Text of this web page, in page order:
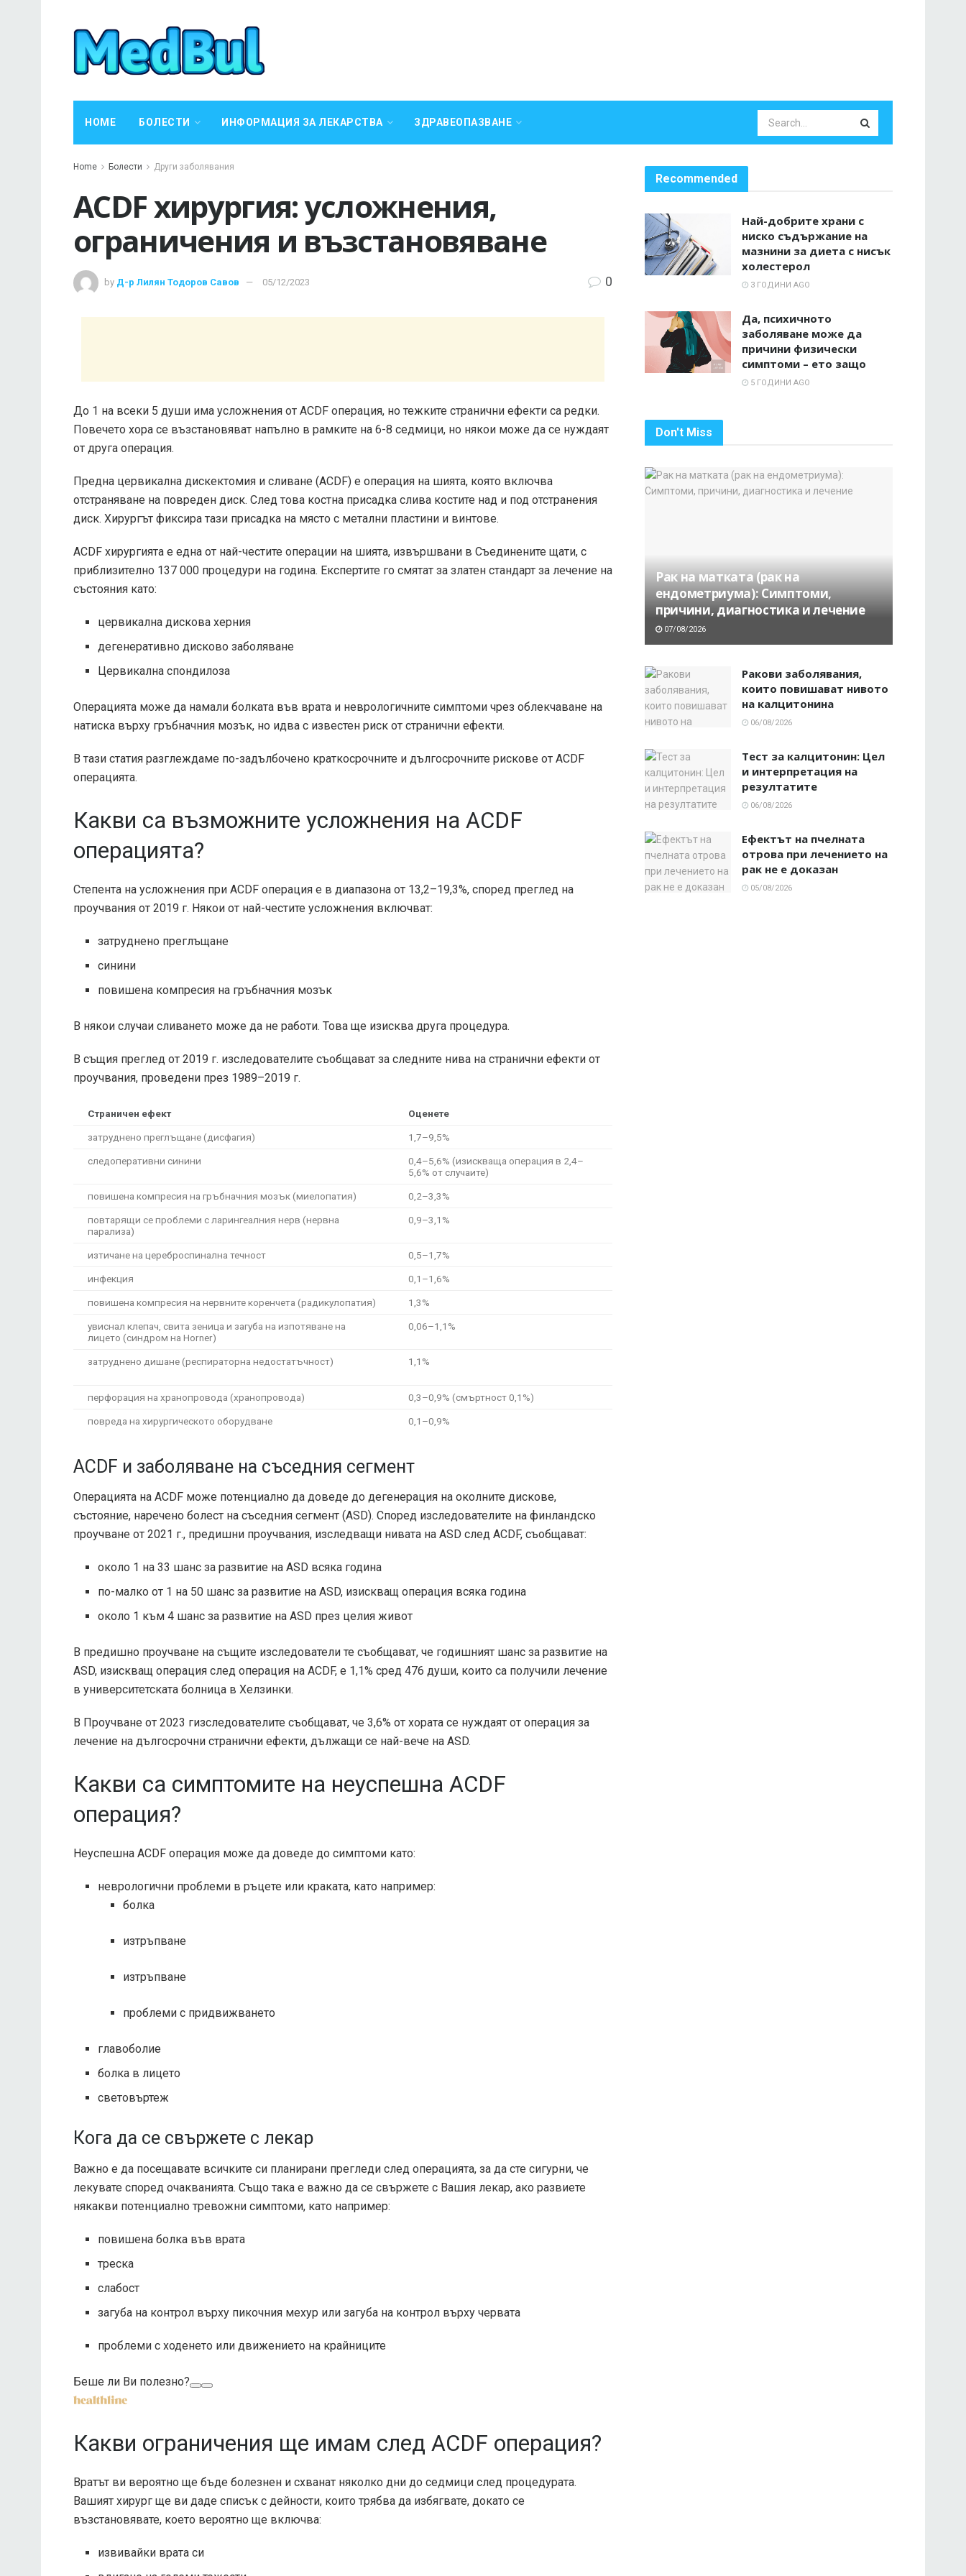
HOME БОЛЕСТИ ИНФОРМАЦИЯ ЗА ЛЕКАРСТВА ЗДРАВЕОПАЗВАНЕ
Home Болести Други заболявания
ACDF хирургия: усложнения,
ограничения и възстановяване
by Д-р Лилян Тодоров Савов 05/12/2023 0
До 1 на всеки 5 души има усложнения от ACDF операция, но тежките странични ефекти са редки.
Повечето хора се възстановяват напълно в рамките на 6-8 седмици, но някои може да се нуждаят
от друга операция.
Предна цервикална дискектомия и сливане (ACDF) е операция на шията, която включва
отстраняване на повреден диск. След това костна присадка слива костите над и под отстранения
диск. Хирургът фиксира тази присадка на място с метални пластини и винтове.
ACDF хирургията е една от най-честите операции на шията, извършвани в Съединените щати, с
приблизително 137 000 процедури на година. Експертите го смятат за златен стандарт за лечение на
състояния като:
цервикална дискова херния
дегенеративно дисково заболяване
Цервикална спондилоза
Операцията може да намали болката във врата и неврологичните симптоми чрез облекчаване на
натиска върху гръбначния мозък, но идва с известен риск от странични ефекти.
В тази статия разглеждаме по-задълбочено краткосрочните и дългосрочните рискове от ACDF
операцията.
Какви са възможните усложнения на ACDF
операцията?
Степента на усложнения при ACDF операция е в диапазона от 13,2–19,3%, според преглед на
проучвания от 2019 г. Някои от най-честите усложнения включват:
затруднено преглъщане
синини
повишена компресия на гръбначния мозък
В някои случаи сливането може да не работи. Това ще изисква друга процедура.
В същия преглед от 2019 г. изследователите съобщават за следните нива на странични ефекти от
проучвания, проведени през 1989–2019 г.
Страничен ефект Оценете
затруднено преглъщане (дисфагия) 1,7–9,5%
следоперативни синини
0,4–5,6% (изискваща операция в 2,4–
5,6% от случаите)
повишена компресия на гръбначния мозък (миелопатия) 0,2–3,3%
повтарящи се проблеми с ларингеалния нерв (нервна
парализа)
0,9–3,1%
изтичане на цереброспинална течност 0,5–1,7%
инфекция 0,1–1,6%
повишена компресия на нервните коренчета (радикулопатия) 1,3%
увиснал клепач, свита зеница и загуба на изпотяване на
лицето (синдром на Horner)
0,06–1,1%
затруднено дишане (респираторна недостатъчност) 1,1%
перфорация на хранопровода (хранопровода) 0,3–0,9% (смъртност 0,1%)
повреда на хирургическото оборудване 0,1–0,9%
ACDF и заболяване на съседния сегмент
Операцията на ACDF може потенциално да доведе до дегенерация на околните дискове,
състояние, наречено болест на съседния сегмент (ASD). Според изследователите на финландско
проучване от 2021 г., предишни проучвания, изследващи нивата на ASD след ACDF, съобщават:
около 1 на 33 шанс за развитие на ASD всяка година
по-малко от 1 на 50 шанс за развитие на ASD, изискващ операция всяка година
около 1 към 4 шанс за развитие на ASD през целия живот
В предишно проучване на същите изследователи те съобщават, че годишният шанс за развитие на
ASD, изискващ операция след операция на ACDF, е 1,1% сред 476 души, които са получили лечение
в университетската болница в Хелзинки.
В Проучване от 2023 гизследователите съобщават, че 3,6% от хората се нуждаят от операция за
лечение на дългосрочни странични ефекти, дължащи се най-вече на ASD.
Какви са симптомите на неуспешна ACDF
операция?
Неуспешна ACDF операция може да доведе до симптоми като:
неврологични проблеми в ръцете или краката, като например:
болка
изтръпване
изтръпване
проблеми с придвижването
главоболие
болка в лицето
световъртеж
Кога да се свържете с лекар
Важно е да посещавате всичките си планирани прегледи след операцията, за да сте сигурни, че
лекувате според очакванията. Също така е важно да се свържете с Вашия лекар, ако развиете
някакви потенциално тревожни симптоми, като например:
повишена болка във врата
треска
слабост
загуба на контрол върху пикочния мехур или загуба на контрол върху червата
проблеми с ходенето или движението на крайниците
Беше ли Ви полезно?
Какви ограничения ще имам след ACDF операция?
Вратът ви вероятно ще бъде болезнен и схванат няколко дни до седмици след процедурата.
Вашият хирург ще ви даде списък с дейности, които трябва да избягвате, докато се
възстановявате, което вероятно ще включва:
извивайки врата си
Recommended
Най-добрите храни с
ниско съдържание на
мазнини за диета с нисък
холестерол
3 ГОДИНИ AGO
Да, психичното
заболяване може да
причини физически
симптоми – ето защо
5 ГОДИНИ AGO
Don't Miss
Рак на матката (рак на
ендометриума): Симптоми,
причини, диагностика и лечение
07/08/2026
Ракови заболявания,
които повишават нивото
на калцитонина
06/08/2026
Тест за калцитонин: Цел
и интерпретация на
резултатите
06/08/2026
Ефектът на пчелната
отрова при лечението на
рак не е доказан
05/08/2026